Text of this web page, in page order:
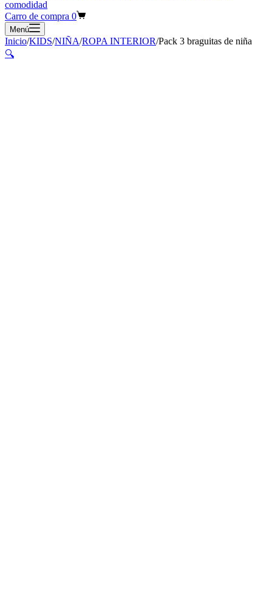
Carro de compra 0
Menú
Inicio/KIDS/NIÑA/ROPA INTERIOR/Pack 3 braguitas de niña
🔍